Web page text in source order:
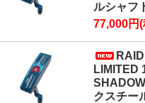
ルシャフ
77,000円
LIMITED
クスチー